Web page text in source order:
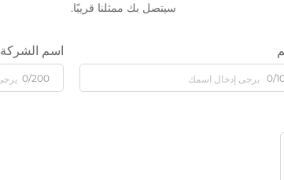
سيتصل بك ممثلنا قريبًا.
0/
اسم الشركة
0/200